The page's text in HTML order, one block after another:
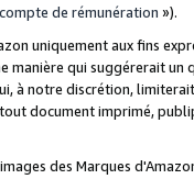
de rémunération »).
uniquement aux fins
manière qui suggérerait
à notre discrétion,
document imprimé,
des Marques